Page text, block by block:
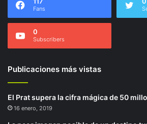
Fans
0
Subscribers
Publicaciones más vistas
El Prat supera la cifra mágica de 50
16 enero, 2019